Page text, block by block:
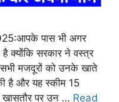
पास भी अगर
क्योंकि सरकार ने वस्त्र
सभी मजदूरों को उनके खाते
है और यह स्कीम 15
पर उन … Read